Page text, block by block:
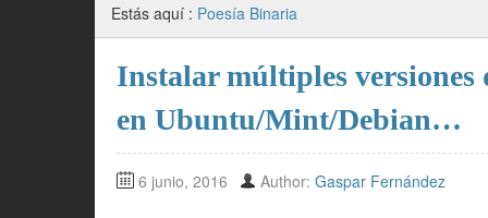
Estás aquí : Poesía Binaria
Instalar múltiples versiones
en Ubuntu/Mint/Debian…
6 junio, 2016 Author: Gaspar Fernández